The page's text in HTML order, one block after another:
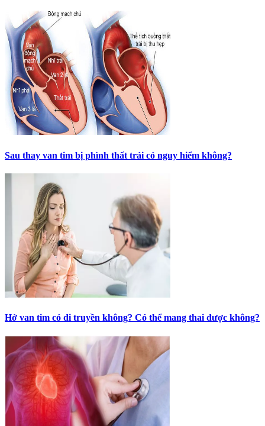
Sau thay van tim bị phình thất trái có nguy hiểm không?
Hở van tim có di truyền không? Có thể mang thai được không?